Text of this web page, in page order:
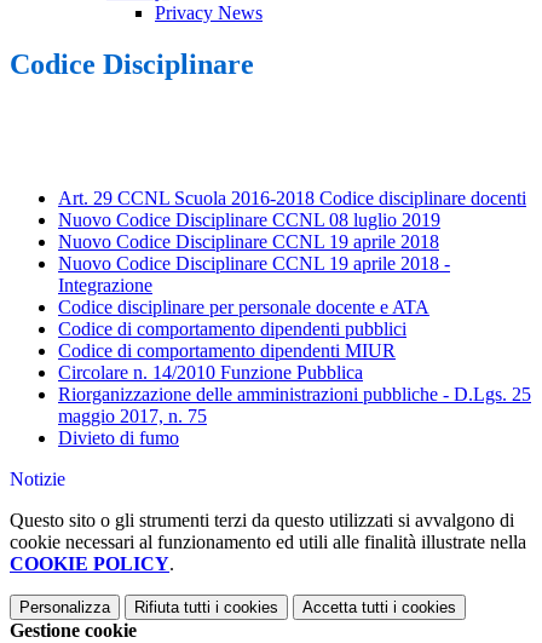
Privacy News
Codice Disciplinare
Art. 29 CCNL Scuola 2016-2018 Codice disciplinare docenti
Nuovo Codice Disciplinare CCNL 08 luglio 2019
Nuovo Codice Disciplinare CCNL 19 aprile 2018
Nuovo Codice Disciplinare CCNL 19 aprile 2018 -
Integrazione
Codice disciplinare per personale docente e ATA
Codice di comportamento dipendenti pubblici
Codice di comportamento dipendenti MIUR
Circolare n. 14/2010 Funzione Pubblica
Riorganizzazione delle amministrazioni pubbliche - D.Lgs. 25
maggio 2017, n. 75
Divieto di fumo
Notizie
Questo sito o gli strumenti terzi da questo utilizzati si avvalgono di
cookie necessari al funzionamento ed utili alle finalità illustrate nella
COOKIE POLICY.
Personalizza Rifiuta tutti i cookies Accetta tutti i cookies
Gestione cookie